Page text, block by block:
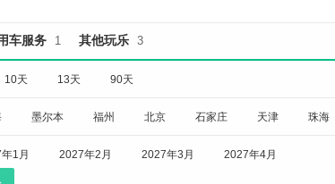
车服务 1 其他玩乐 3
10天 13天 90天
墨尔本 福州 北京 石家庄 天津 珠海
1月 2027年2月 2027年3月
2027年4月